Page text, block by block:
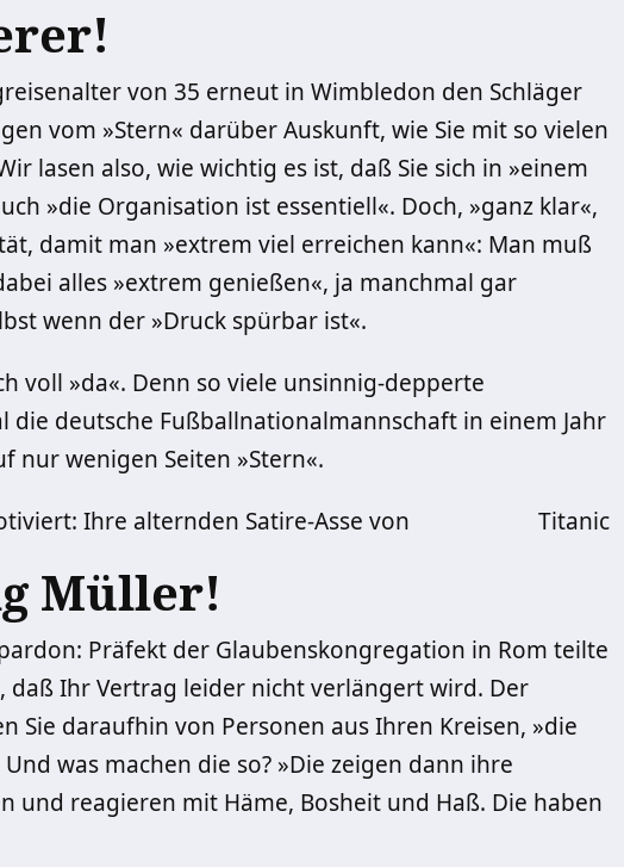
von 35 erneut in Wimbledon den Schläger
vom »Stern« darüber Auskunft, wie Sie mit so vielen
lasen also, wie wichtig es ist, daß Sie sich in »einem
»die Organisation ist essentiell«. Doch, »ganz klar«,
damit man »extrem viel erreichen kann«: Man muß
alles »extrem genießen«, ja manchmal gar
wenn der »Druck spürbar ist«.
voll »da«. Denn so viele unsinnig-depperte
deutsche Fußballnationalmannschaft in einem Jahr
nur wenigen Seiten »Stern«.
Ihre alternden Satire-Asse von
Titanic
Müller!
Präfekt der Glaubenskongregation in Rom teilte
Ihr Vertrag leider nicht verlängert wird. Der
Sie daraufhin von Personen aus Ihren Kreisen, »die
was machen die so? »Die zeigen dann ihre
und reagieren mit Häme, Bosheit und Haß. Die haben